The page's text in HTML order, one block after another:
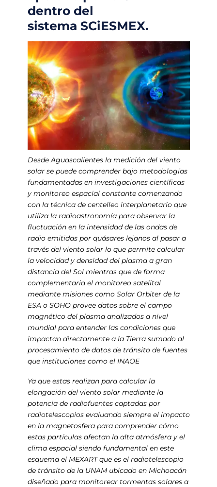
dentro del
sistema SCiESMEX.
Desde Aguascalientes la medición del viento
solar se puede comprender bajo metodologías
fundamentadas en investigaciones científicas
y monitoreo espacial constante comenzando
con la técnica de centelleo interplanetario que
utiliza la radioastronomía para observar la
fluctuación en la intensidad de las ondas de
radio emitidas por quásares lejanos al pasar a
través del viento solar lo que permite calcular
la velocidad y densidad del plasma a gran
distancia del Sol mientras que de forma
complementaria el monitoreo satelital
mediante misiones como Solar Orbiter de la
ESA o SOHO provee datos sobre el campo
magnético del plasma analizados a nivel
mundial para entender las condiciones que
impactan directamente a la Tierra sumado al
procesamiento de datos de tránsito de fuentes
que instituciones como el INAOE
Ya que estas realizan para calcular la
elongación del viento solar mediante la
potencia de radiofuentes captadas por
radiotelescopios evaluando siempre el impacto
en la magnetosfera para comprender cómo
estas partículas afectan la alta atmósfera y el
clima espacial siendo fundamental en este
esquema el MEXART que es el radiotelescopio
de tránsito de la UNAM ubicado en Michoacán
diseñado para monitorear tormentas solares a